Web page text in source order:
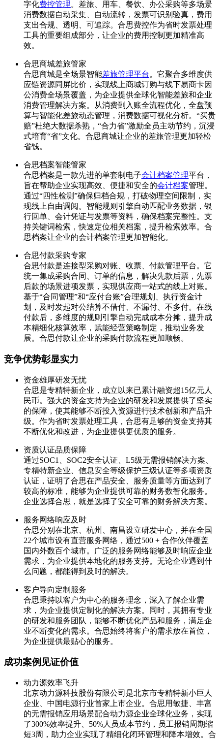
字化费控管理。差旅、用车、餐饮、办公采购等多场景
消费数据自动采集、自动流转，发票可识别验真，费用
支出合规、透明、可追踪。合思费控作为省时发票处理
工具的重要组成部分，让企业的费用控制更加精准高
效。
合思商城差旅管家
合思商城是全场景智能差旅管理平台 。它聚合多维度供
应链资源同屏比价，实现线上商城订购与线下易商卡因
公消费全场景覆盖，为企业提供全球化智能差旅和企业
消费管理解决方案。从消费到入账全流程优化，全盘预
算与智能化差旅动态管理，消费数据可视化分析。“买贵
赔”杜绝大数据杀熟，“合力省”激励全员主动节约，沉浸
式培育“省”文化。合思商城让企业的差旅管理更加轻松
省钱。
合思档案智能管家
合思档案是一款先进的单套制电子会计档案管理平台，
旨在帮助企业实现高效、便捷和安全的会计档案管理。
通过“四性检测”确保归档合规，打破物理空间限制，实
现线上自由调阅。智能规则引擎自动匹配业务数据，银
行回单、会计凭证与发票等资料，确保档案完整性。支
持关键词检索，快速定位相关档案，提升检索效率。合
思档案让企业的会计档案管理更加智能化。
合思付款采购专家
合思付款是连接型采购对账、收票、付款管理平台。它
统一集成采购合同、订单的信息，解决先款后票，先票
后款的场景进项发票，实现供应商一站式的线上对账。
基于“合同管理”和“应付台账”合理规划、执行资金计
划，及时发起对公结算不借付、不漏付、不多付。在线
付款后，多维度的规则引擎自动完成成本分摊，提升成
本精细化核算效率，赋能经营策略制定，推动业务发
展。合思付款让企业的采购付款流程更加顺畅。
竞争优势彰显实力
资金雄厚研发无忧
合思是专精特新企业，成立以来已累计融资超15亿元人
民币。强大的资金支持为企业的研发和发展提供了坚实
的保障，使其能够不断投入资源进行技术创新和产品升
级。作为省时发票处理工具，合思有足够的资金支持其
不断优化和改进，为企业提供更优质的服务。
资质认证品质保障
通过SOC1、SOC2安全认证、L5级无需报销解决方案、
专精特新企业、信息安全等级保护三级认证等多项资质
认证，证明了合思在产品安全、服务质量等方面达到了
较高的标准，能够为企业提供可靠的财务数智化服务。
企业选择合思，就是选择了安全可靠的财务解决方案。
服务网络响应及时
合思分别在北京、杭州、南昌设立研发中心，并在全国
22个城市设有直营服务网络，通过500 + 合作伙伴覆盖
国内外数百个城市。广泛的服务网络能够及时响应企业
需求，为企业提供本地化的服务支持。无论企业遇到什
么问题，都能得到及时的解决。
客户导向定制服务
合思秉持以客户为中心的服务理念，深入了解企业需
求，为企业提供定制化的解决方案。同时，其拥有专业
的研发和服务团队，能够不断优化产品和服务，满足企
业不断变化的需求。合思始终将客户的需求放在首位，
为企业提供最贴心的服务。
成功案例见证价值
动力源效率飞升
北京动力源科技股份有限公司是北京市专精特新小巨人
企业、中国电源行业首家上市企业。合思用敏捷、丰富
的无需报销应用场景配合动力源企业全球化业务，实现
了300%效率提升、50%人员成本节约，员工报销周期缩
短3周，助力企业实现了精细化闭环管理和降本增效。合